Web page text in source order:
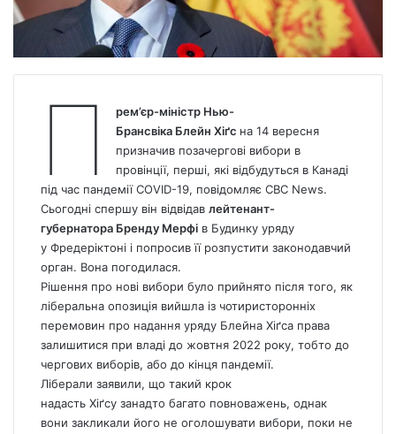
П
рем’єр-міністр Нью-
Брансвіка Блейн Хіґс на 14 вересня
призначив позачергові вибори в
провінції, перші, які відбудуться в Канаді
під час пандемії COVID-19, повідомляє CBC News.
Сьогодні спершу він відвідав лейтенант-
губернатора Бренду Мерфі в Будинку уряду
у Фредеріктоні і попросив її розпустити законодавчий
орган. Вона погодилася.
Рішення про нові вибори було прийнято після того, як
ліберальна опозиція вийшла із чотиристоронніх
перемовин про надання уряду Блейна Хіґса права
залишитися при владі до жовтня 2022 року, тобто до
чергових виборів, або до кінця пандемії.
Ліберали заявили, що такий крок
надасть Хіґсу занадто багато повноважень, однак
вони закликали його не оголошувати вибори, поки не